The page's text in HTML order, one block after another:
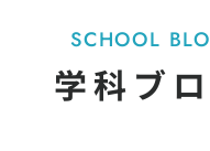
IoT+AI科
データ
SCHOOL
学科ブ